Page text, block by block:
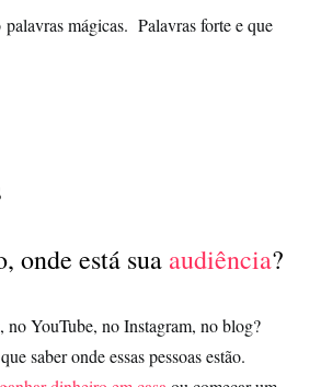
mágicas. Palavras forte e que
onde está sua audiência?
no YouTube, no Instagram, no blog?
saber onde essas pessoas estão.